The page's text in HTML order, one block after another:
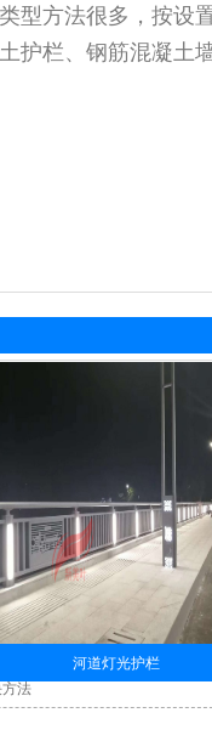
方法很多，按设
护栏、钢筋混凝土
河道灯光护栏
法